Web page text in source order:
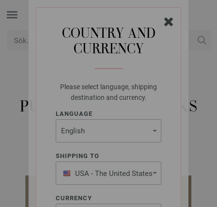
COUNTRY AND
CURRENCY
Please select language, shipping
destination and currency.
LANGUAGE
SHIPPING TO
USA - The United States
of America
CURRENCY
LANA GROSSA
PULLOVER COSY SOCKS
Cosy Socks 4 Babies | Modell 2